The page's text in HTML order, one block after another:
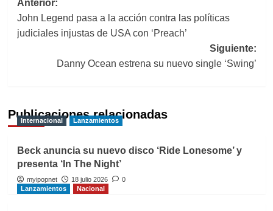
Navegación
de
entradas
Anterior:
John Legend pasa a la acción contra las políticas
judiciales injustas de USA con ‘Preach’
Siguiente:
Danny Ocean estrena su nuevo single ‘Swing’
Publicaciones relacionadas
Internacional Lanzamientos
Beck anuncia su nuevo disco ‘Ride Lonesome’ y
presenta ‘In The Night’
myipopnet 18 julio 2026
0
Lanzamientos
Nacional